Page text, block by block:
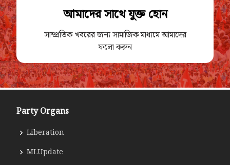
আমাদের সাথে যুক্ত হোন
সাম্প্রতিক খবরের জন্য সামাজিক মাধ্যমে আমাদের
ফলো করুন
Party Organs
Liberation
MLUpdate